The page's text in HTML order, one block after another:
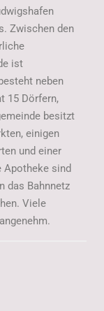
Zwischen den
ist
neben
15 Dörfern,
besitzt
einigen
und einer
Apotheke sind
das Bahnnetz
Viele